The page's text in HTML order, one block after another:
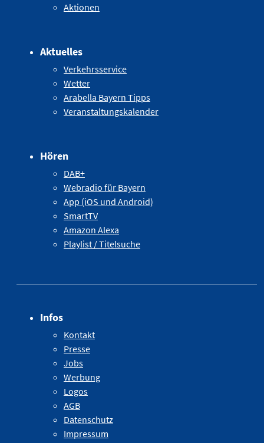
Aktionen
Aktuelles
Verkehrsservice
Wetter
Arabella Bayern Tipps
Veranstaltungskalender
Hören
DAB+
Webradio für Bayern
App (iOS und Android)
SmartTV
Amazon Alexa
Playlist / Titelsuche
Infos
Kontakt
Presse
Jobs
Werbung
Logos
AGB
Datenschutz
Impressum